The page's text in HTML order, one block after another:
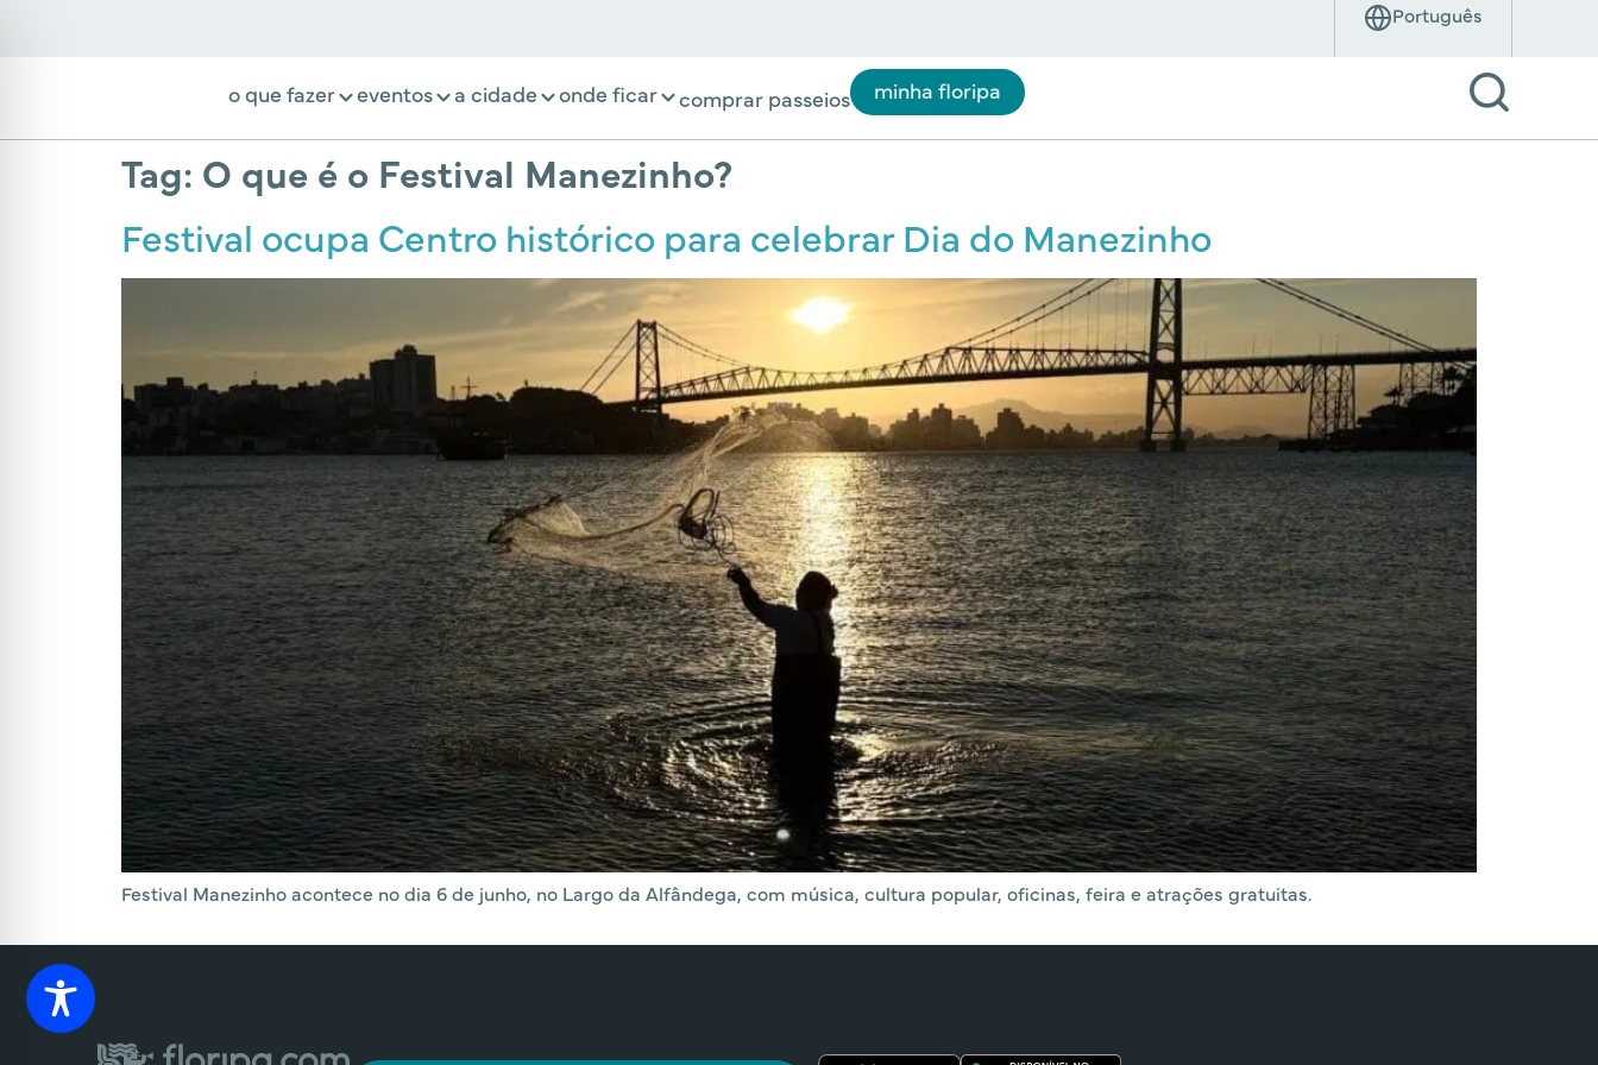
o que fazer eventos a cidade onde ficar comprar passeios minha floripa
Tag: O que é o Festival Manezinho?
Festival ocupa Centro histórico para celebrar Dia do Manezinho
Festival Manezinho acontece no dia 6 de junho, no Largo da Alfândega, com música, cultura popular, oficinas, feira e atrações gratuitas.